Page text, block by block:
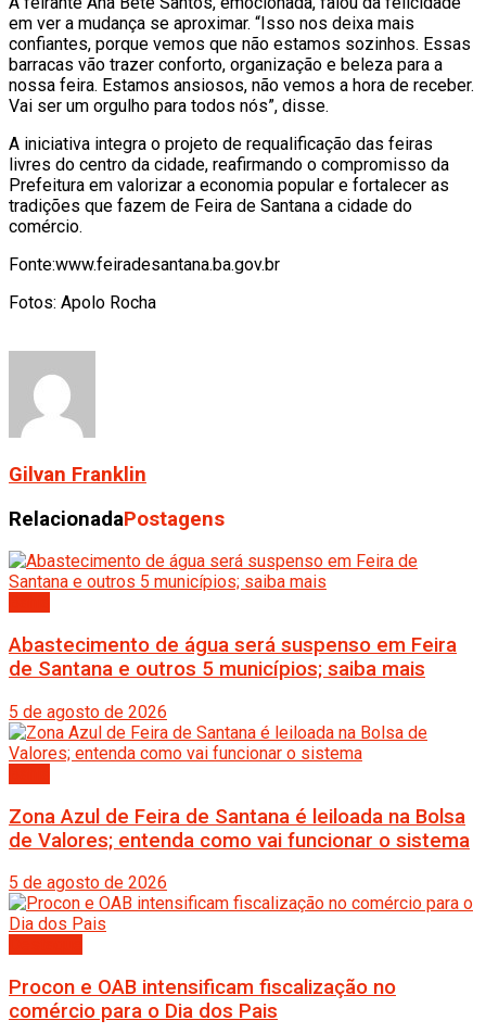
em ver a mudança se aproximar. “Isso nos deixa mais
confiantes, porque vemos que não estamos sozinhos. Essas
barracas vão trazer conforto, organização e beleza para a
nossa feira. Estamos ansiosos, não vemos a hora de receber.
Vai ser um orgulho para todos nós”, disse.
A iniciativa integra o projeto de requalificação das feiras
livres do centro da cidade, reafirmando o compromisso da
Prefeitura em valorizar a economia popular e fortalecer as
tradições que fazem de Feira de Santana a cidade do
comércio.
Fonte:www.feiradesantana.ba.gov.br
Fotos: Apolo Rocha
Gilvan Franklin
RelacionadaPostagens
Abastecimento de água será suspenso em Feira
de Santana e outros 5 municípios; saiba mais
5 de agosto de 2026
Zona Azul de Feira de Santana é leiloada na Bolsa
de Valores; entenda como vai funcionar o sistema
5 de agosto de 2026
Procon e OAB intensificam fiscalização no
comércio para o Dia dos Pais